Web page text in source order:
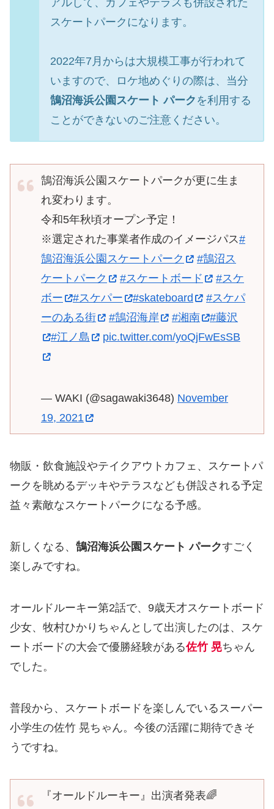
アルして、カフェやテラスも併設された
スケートパークになります。
2022年7月からは大規模工事が行われて
いますので、ロケ地めぐりの際は、当分
鵠沼海浜公園スケート パーク を利用する
ことができないのご注意ください。
鵠沼海浜公園スケートパークが更に生ま
れ変わります。
令和5年秋頃オープン予定！
※選定された事業者作成のイメージパス#
鵠沼海浜公園スケートパーク
#鵠沼ス
ケートパーク
#スケートボード
#スケ
ボー
#スケパー #skateboard
#スケパ
ーのある街
#鵠沼海岸 #湘南
#藤沢
#江ノ島
pic.twitter.com/yoQjFwEsSB
— WAKI (@sagawaki3648) November
19, 2021
物販・飲食施設やテイクアウトカフェ、スケートパ
ークを眺めるデッキやテラスなども併設される予定
益々素敵なスケートパークになる予感。
新しくなる、 鵠沼海浜公園スケート パークすごく
楽しみですね。
オールドルーキー第2話で、9歳天才スケートボード
少女、牧村ひかりちゃんとして出演したのは、スケ
ートボードの大会で優勝経験がある佐竹 晃ちゃん
でした。
普段から、スケートボードを楽しんでいるスーパー
小学生の佐竹 晃ちゃん。今後の活躍に期待できそ
うですね。
『オールドルーキー』出演者発表🌈